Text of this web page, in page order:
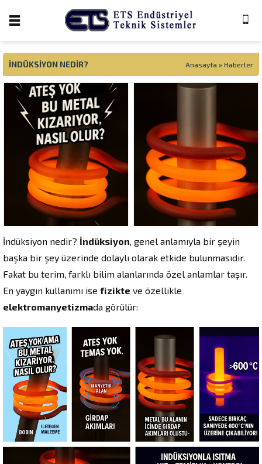
İNDÜKSIYON NEDIR? Anasayfa » Haberler
İndüksiyon nedir? İndüksiyon, genel anlamıyla bir şeyin
başka bir şey üzerinde dolaylı olarak etkide bulunmasıdır.
Fakat bu terim, farklı bilim alanlarında özel anlamlar taşır.
En yaygın kullanımı ise fizikte ve özellikle
elektromanyetizmada görülür: